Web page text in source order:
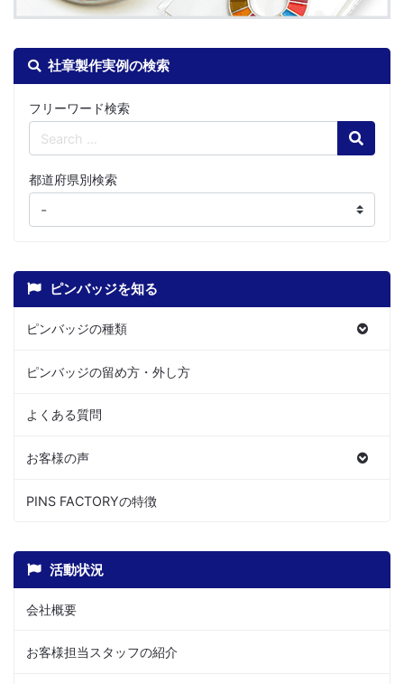
社章製作実例の検索
フリーワード検索
Search
都道府県別検索
ピンバッジを知る
ピンバッジの種類
ピンバッジの留め方・外し方
よくある質問
お客様の声
PINS FACTORYの特徴
活動状況
会社概要
お客様担当スタッフの紹介